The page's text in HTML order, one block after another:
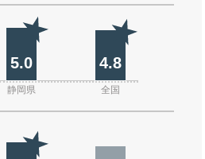
5.0 4.8
静岡県 全国